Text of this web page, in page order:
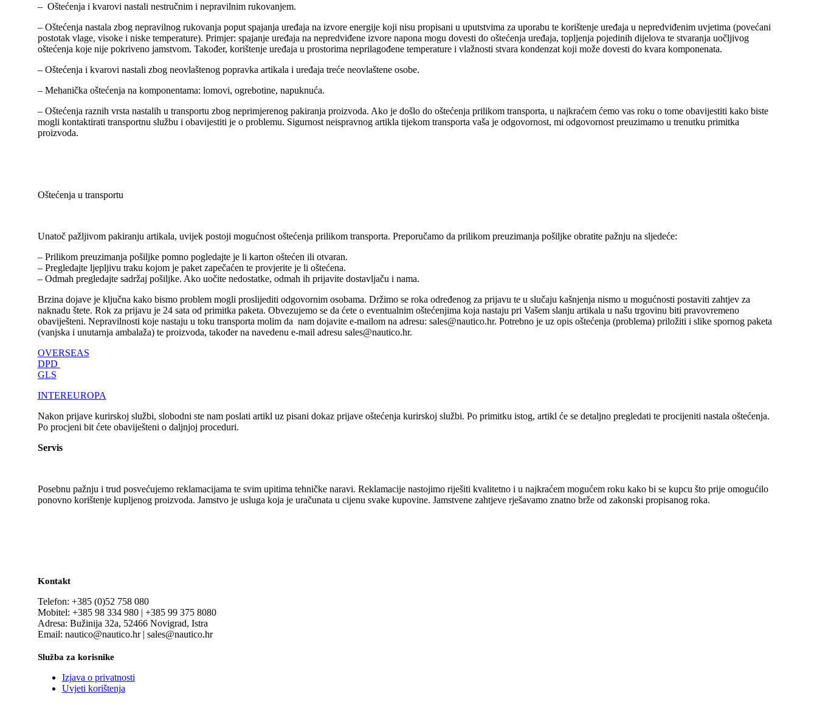
– Oštećenja i kvarovi nastali nestručnim i nepravilnim rukovanjem.
– Oštećenja nastala zbog nepravilnog rukovanja poput spajanja uređaja na izvore energije koji nisu propisani u uputstvima za uporabu te korištenje uređaja u nepredviđenim uvjetima (povećani
postotak vlage, visoke i niske temperature). Primjer: spajanje uređaja na nepredviđene izvore napona mogu dovesti do oštećenja uređaja, topljenja pojedinih dijelova te stvaranja uočljivog
oštećenja koje nije pokriveno jamstvom. Također, korištenje uređaja u prostorima neprilagođene temperature i vlažnosti stvara kondenzat koji može dovesti do kvara komponenata.
– Oštećenja i kvarovi nastali zbog neovlaštenog popravka artikala i uređaja treće neovlaštene osobe.
– Mehanička oštećenja na komponentama: lomovi, ogrebotine, napuknuća.
– Oštećenja raznih vrsta nastalih u transportu zbog neprimjerenog pakiranja proizvoda. Ako je došlo do oštećenja prilikom transporta, u najkraćem ćemo vas roku o tome obavijestiti kako biste
mogli kontaktirati transportnu službu i obavijestiti je o problemu. Sigurnost neispravnog artikla tijekom transporta vaša je odgovornost, mi odgovornost preuzimamo u trenutku primitka
proizvoda.
Oštećenja u transportu
Unatoč pažljivom pakiranju artikala, uvijek postoji mogućnost oštećenja prilikom transporta. Preporučamo da prilikom preuzimanja pošiljke obratite pažnju na sljedeće:
– Prilikom preuzimanja pošiljke pomno pogledajte je li karton oštećen ili otvaran.
– Pregledajte ljepljivu traku kojom je paket zapečaćen te provjerite je li oštećena.
– Odmah pregledajte sadržaj pošiljke. Ako uočite nedostatke, odmah ih prijavite dostavljaču i nama.
Brzina dojave je ključna kako bismo problem mogli proslijediti odgovornim osobama. Držimo se roka određenog za prijavu te u slučaju kašnjenja nismo u mogućnosti postaviti zahtjev za
naknadu štete. Rok za prijavu je 24 sata od primitka paketa. Obvezujemo se da ćete o eventualnim oštećenjima koja nastaju pri Vašem slanju artikala u našu trgovinu biti pravovremeno
obaviješteni. Nepravilnosti koje nastaju u toku transporta molim da nam dojavite e-mailom na adresu: sales@nautico.hr. Potrebno je uz opis oštećenja (problema) priložiti i slike spornog paketa
(vanjska i unutarnja ambalaža) te proizvoda, također na navedenu e-mail adresu sales@nautico.hr.
OVERSEAS
DPD
GLS
INTEREUROPA
Nakon prijave kurirskoj službi, slobodni ste nam poslati artikl uz pisani dokaz prijave oštećenja kurirskoj službi. Po primitku istog, artikl će se detaljno pregledati te procijeniti nastala oštećenja.
Po procjeni bit ćete obaviješteni o daljnjoj proceduri.
Servis
Posebnu pažnju i trud posvećujemo reklamacijama te svim upitima tehničke naravi. Reklamacije nastojimo riješiti kvalitetno i u najkraćem mogućem roku kako bi se kupcu što prije omogućilo
ponovno korištenje kupljenog proizvoda. Jamstvo je usluga koja je uračunata u cijenu svake kupovine. Jamstvene zahtjeve rješavamo znatno brže od zakonski propisanog roka.
Kontakt
Telefon: +385 (0)52 758 080
Mobitel: +385 98 334 980 | +385 99 375 8080
Adresa: Bužinija 32a, 52466 Novigrad, Istra
Email: nautico@nautico.hr | sales@nautico.hr
Služba za korisnike
Izjava o privatnosti
Uvjeti korištenja